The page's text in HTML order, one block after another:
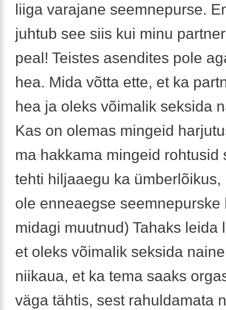
liiga varajane seemnepurse.
juhtub see siis kui minu
peal! Teistes asendites pole
hea. Mida võtta ette, et ka
hea ja oleks võimalik seksida
Kas on olemas mingeid
ma hakkama mingeid rohtusid
tehti hiljaaegu ka ümberlõikus,
ole enneaegse seemnepurske
midagi muutnud) Tahaks leida
et oleks võimalik seksida
niikaua, et ka tema saaks
väga tähtis, sest rahuldamata